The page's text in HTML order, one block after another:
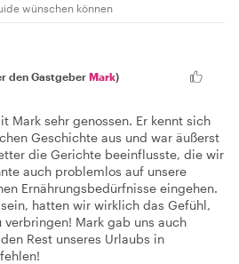
wünschen können
den Gastgeber Mark)
Mark sehr genossen. Er kennt sich
Geschichte aus und war äußerst
die Gerichte beeinflusste, die wir
auch problemlos auf unsere
Ernährungsbedürfnisse eingehen.
hatten wir wirklich das Gefühl,
Mark gab uns auch
Rest unseres Urlaubs in